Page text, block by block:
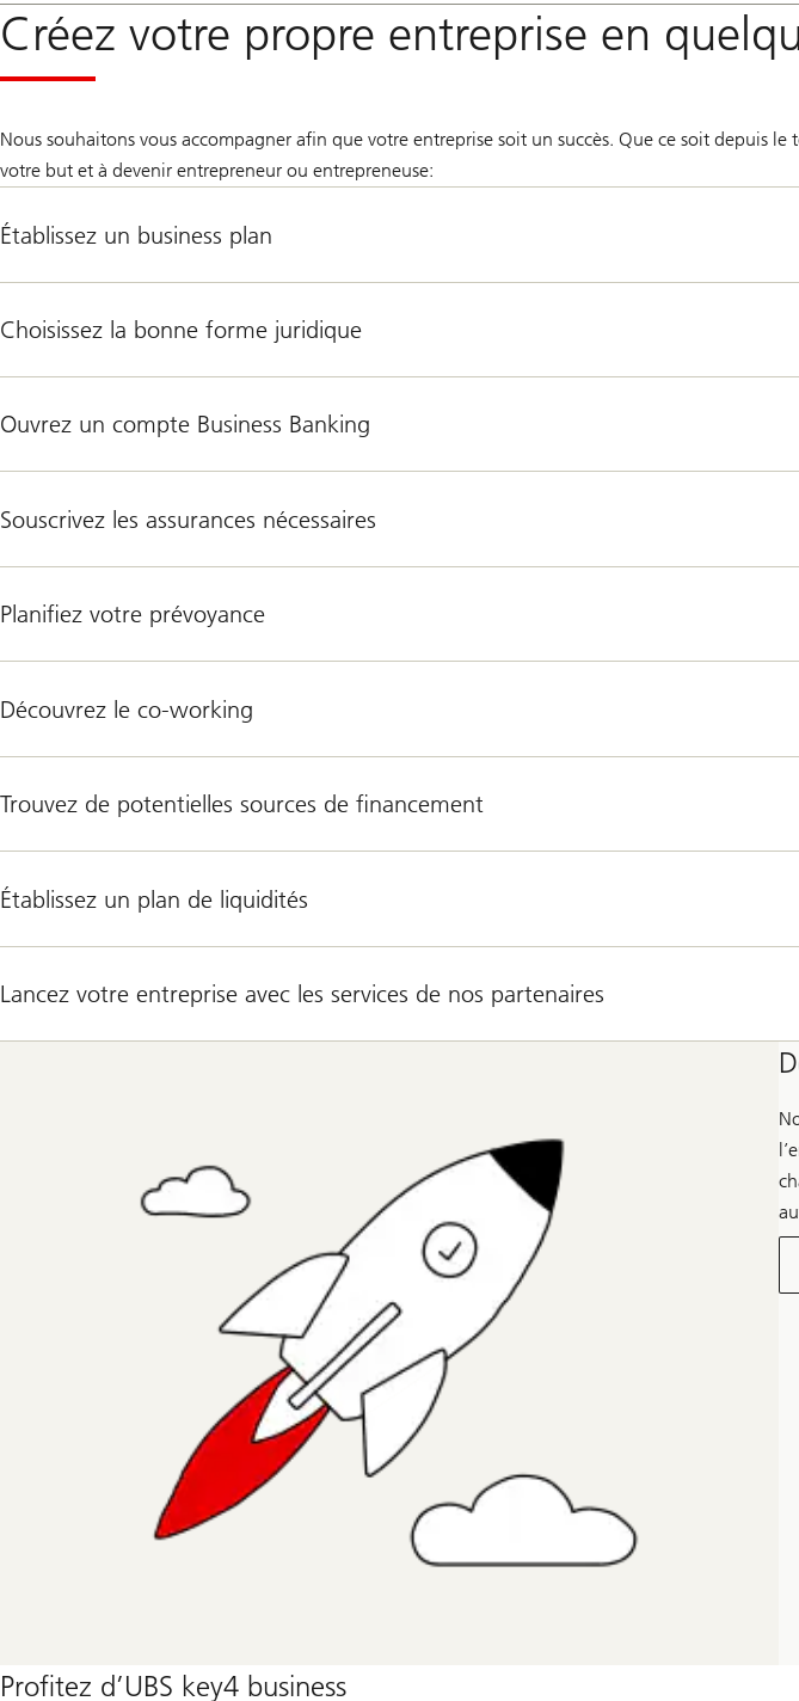
Créez votre propre entreprise en
Nous souhaitons vous accompagner afin que votre entreprise soit un succès. Que ce soit depuis
votre but et à devenir entrepreneur ou entrepreneuse:
Établissez un business plan
Choisissez la bonne forme juridique
Ouvrez un compte Business Banking
Souscrivez les assurances nécessaires
Planifiez votre prévoyance
Découvrez le co-working
Trouvez de potentielles sources de financement
Établissez un plan de liquidités
Lancez votre entreprise avec les services de nos partenaires
Profitez d’UBS key4 business